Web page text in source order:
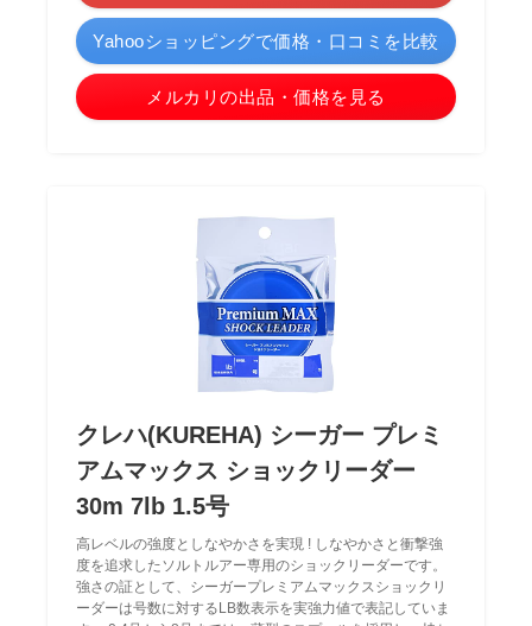
Yahooショッピングで価格・口コミを比較
メルカリの出品・価格を見る
クレハ(KUREHA) シーガー プレミ
アムマックス ショックリーダー
30m 7lb 1.5号
高レベルの強度としなやかさを実現 ! しなやかさと衝撃強
度を追求したソルトルアー専用のショックリーダーです。
強さの証として、シーガープレミアムマックスショックリ
ーダーは号数に対するLB数表示を実強力値で表記していま